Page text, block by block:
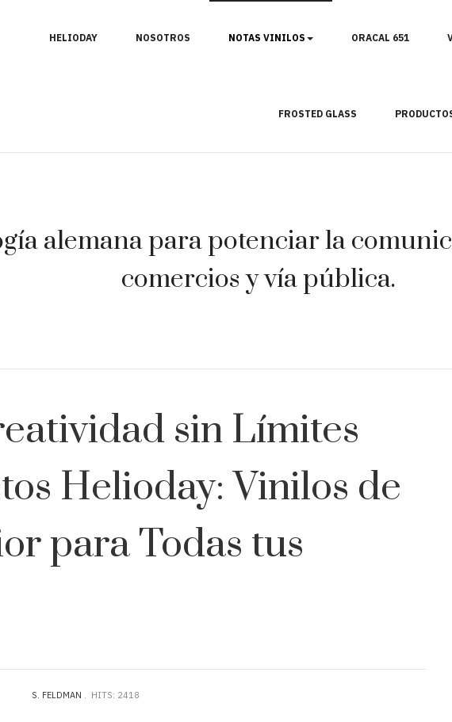
HELIODAY NOSOTROS NOTAS VINILOS ORACAL 651
FROSTED GLASS
alemana para potenciar la
comercios y vía pública.
sin Límites
Helioday: Vinilos de
para Todas tus
S. FELDMAN HITS: 2418